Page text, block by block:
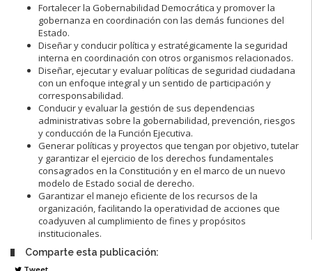
Fortalecer la Gobernabilidad Democrática y promover la
gobernanza en coordinación con las demás funciones del
Estado.
Diseñar y conducir política y estratégicamente la seguridad
interna en coordinación con otros organismos relacionados.
Diseñar, ejecutar y evaluar políticas de seguridad ciudadana
con un enfoque integral y un sentido de participación y
corresponsabilidad.
Conducir y evaluar la gestión de sus dependencias
administrativas sobre la gobernabilidad, prevención, riesgos
y conducción de la Función Ejecutiva.
Generar políticas y proyectos que tengan por objetivo, tutelar
y garantizar el ejercicio de los derechos fundamentales
consagrados en la Constitución y en el marco de un nuevo
modelo de Estado social de derecho.
Garantizar el manejo eficiente de los recursos de la
organización, facilitando la operatividad de acciones que
coadyuven al cumplimiento de fines y propósitos
institucionales.
Comparte esta publicación: